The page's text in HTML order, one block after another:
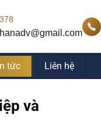
tức Liên hệ
và